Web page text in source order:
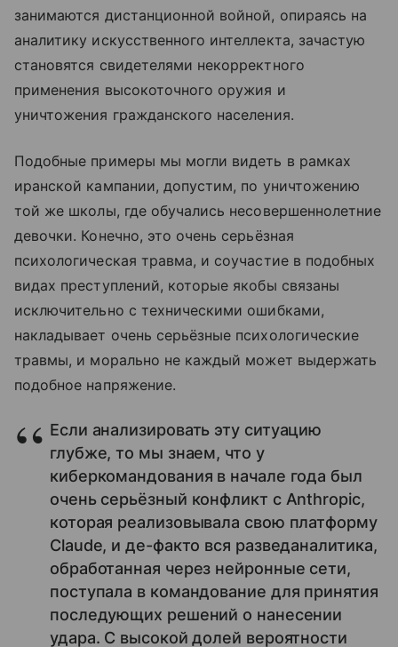
занимаются дистанционной войной, опираясь на
аналитику искусственного интеллекта, зачастую
становятся свидетелями некорректного
применения высокоточного оружия и
уничтожения гражданского населения.
Подобные примеры мы могли видеть в рамках
иранской кампании, допустим, по уничтожению
той же школы, где обучались несовершеннолетние
девочки. Конечно, это очень серьёзная
психологическая травма, и соучастие в подобных
видах преступлений, которые якобы связаны
исключительно с техническими ошибками,
накладывает очень серьёзные психологические
травмы, и морально не каждый может выдержать
подобное напряжение.
Если анализировать эту ситуацию
глубже, то мы знаем, что у
киберкомандования в начале года был
очень серьёзный конфликт с Anthropic,
которая реализовывала свою платформу
Claude, и де-факто вся разведаналитика,
обработанная через нейронные сети,
поступала в командование для принятия
последующих решений о нанесении
удара. С высокой долей вероятности